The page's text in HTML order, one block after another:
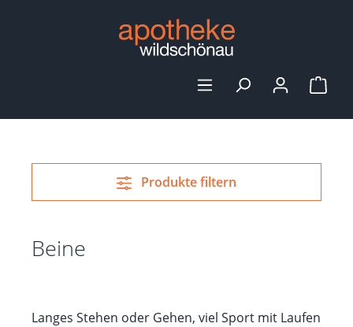
Produkte filtern
Beine
Langes Stehen oder Gehen, viel Sport mit Laufen